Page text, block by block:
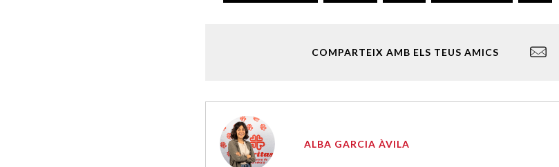
COMPARTEIX AMB ELS TEUS AMICS
ALBA GARCIA ÀVILA